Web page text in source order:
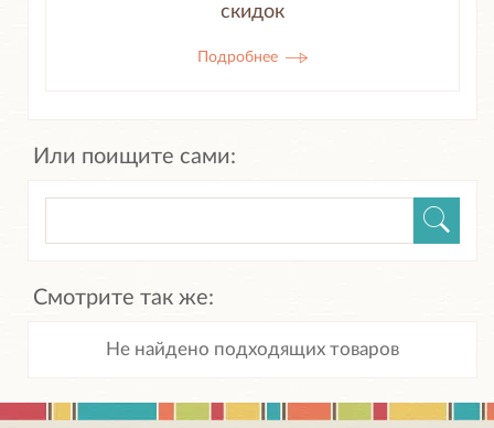
скидок
Подробнее
Или поищите сами:
Смотрите так же:
Не найдено подходящих товаров